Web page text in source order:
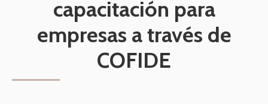
capacitación para
empresas a través de
COFIDE